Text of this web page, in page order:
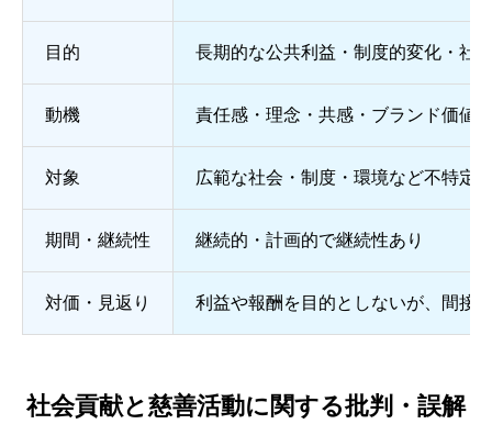
目的 長期的な公共利益・制度的変化・社
動機 責任感・理念・共感・ブランド価値
対象 広範な社会・制度・環境など不特定
期間・継続性 継続的・計画的で継続性あり
対価・見返り 利益や報酬を目的としないが、間接
社会貢献と慈善活動に関する批判・誤解